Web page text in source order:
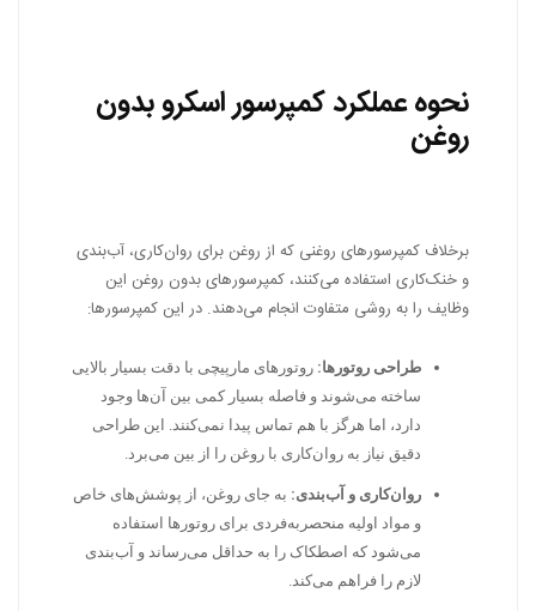
نحوه عملکرد کمپرسور اسکرو بدون
روغن
برخلاف کمپرسورهای روغنی که از روغن برای روان‌کاری، آب‌بندی
و خنک‌کاری استفاده می‌کنند، کمپرسورهای بدون روغن این
وظایف را به روشی متفاوت انجام می‌دهند. در این کمپرسورها:
طراحی روتورها: روتورهای مارپیچی با دقت بسیار بالایی
ساخته می‌شوند و فاصله بسیار کمی بین آن‌ها وجود
دارد، اما هرگز با هم تماس پیدا نمی‌کنند. این طراحی
دقیق نیاز به روان‌کاری با روغن را از بین می‌برد.
روان‌کاری و آب‌بندی: به جای روغن، از پوشش‌های خاص
و مواد اولیه منحصربه‌فردی برای روتورها استفاده
می‌شود که اصطکاک را به حداقل می‌رساند و آب‌بندی
لازم را فراهم می‌کند.